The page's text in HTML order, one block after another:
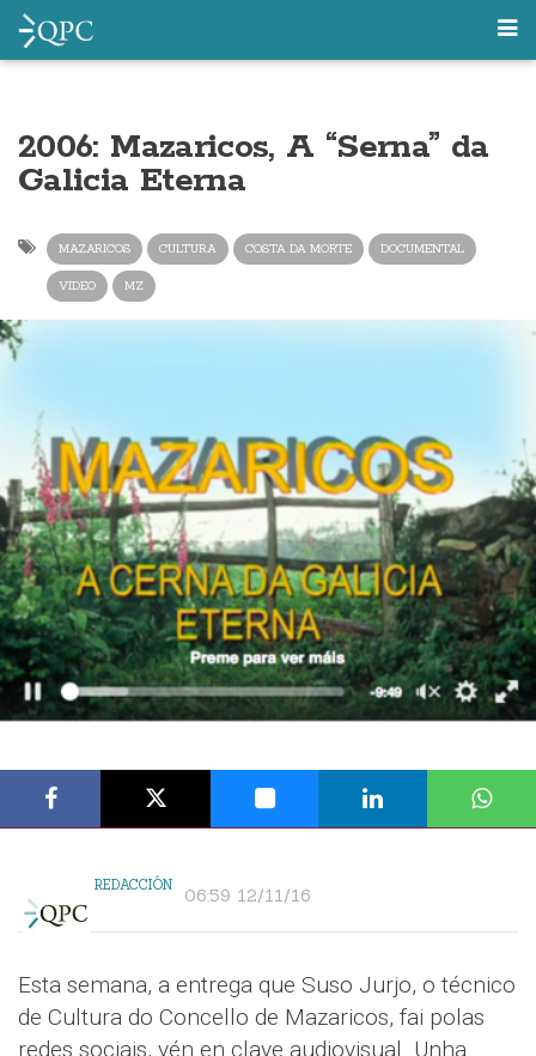
2006: Mazaricos, A “Serna” da
Galicia Eterna
MAZARICOS CULTURA COSTA DA MORTE DOCUMENTAL
VIDEO MZ
REDACCIÓN 06:59 12/11/16
Esta semana, a entrega que Suso Jurjo, o técnico
de Cultura do Concello de Mazaricos, fai polas
redes sociais, vén en clave audiovisual. Unha